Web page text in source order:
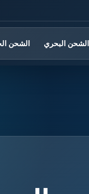
الشحن البحري الشحن